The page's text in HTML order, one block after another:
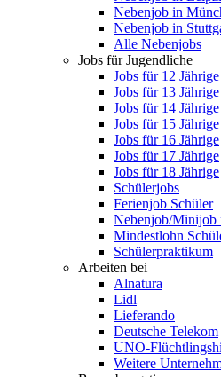
Nebenjob in
Nebenjob in
Alle Nebenjobs
Jobs für Jugendliche
Jobs für 12 Jährige
Jobs für 13 Jährige
Jobs für 14 Jährige
Jobs für 15 Jährige
Jobs für 16 Jährige
Jobs für 17 Jährige
Jobs für 18 Jährige
Schülerjobs
Ferienjob Schüler
Nebenjob/Minijob
Mindestlohn
Schülerpraktikum
Arbeiten bei
Alnatura
Lidl
Lieferando
Deutsche Telekom
UNO-
Weitere